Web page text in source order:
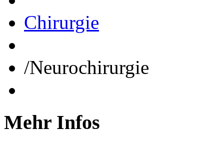
Chirurgie
/Neurochirurgie
Mehr Infos